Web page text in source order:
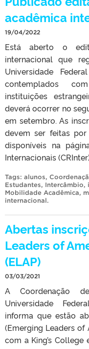
acadêmica
19/04/2022
Está aberto o
internacional que
Universidade
contemplados
instituições
deverá ocorrer no
em setembro. As
devem ser feitas
disponíveis na
Internacionais
Tags: alunos,
Estudantes, Intercâmbio,
Mobilidade Acadêmica,
internacional.
Abertas
Leaders of
(ELAP)
03/03/2021
A Coordenação
Universidade
informa que estão
(Emerging Leaders
com a King’s College